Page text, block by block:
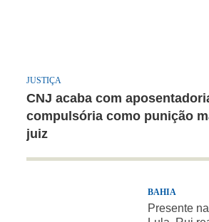
JUSTIÇA
CNJ acaba com
compulsória como punição
juiz
BAHIA
Presente